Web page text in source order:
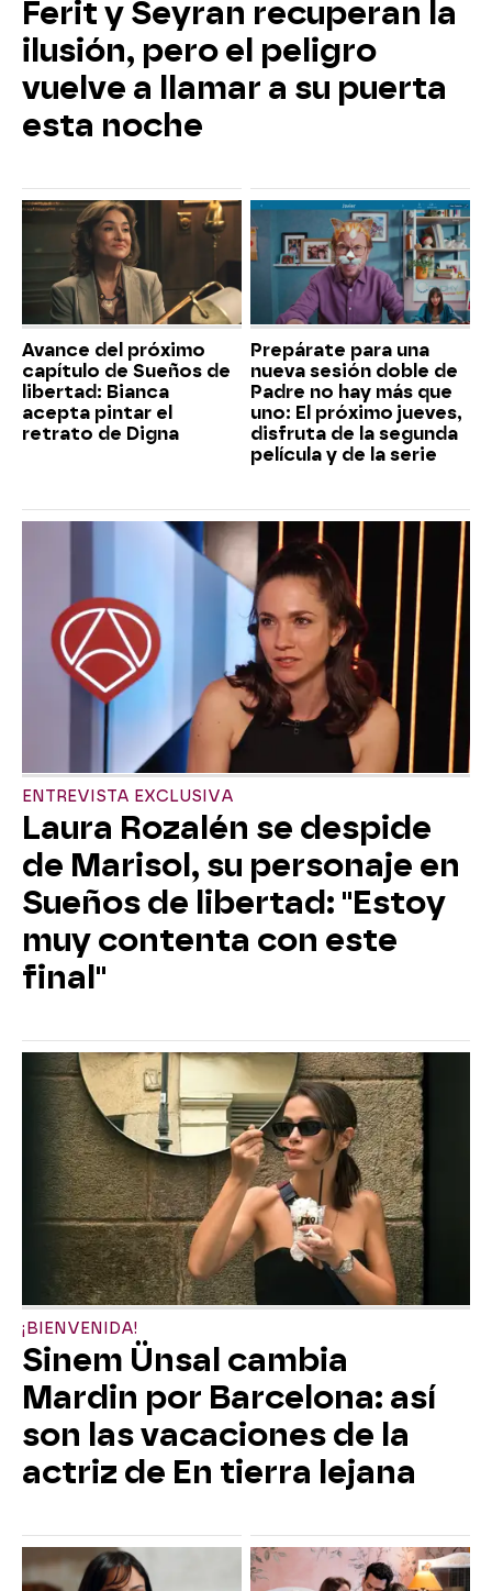
Ferit y Seyran recuperan la
ilusión, pero el peligro
vuelve a llamar a su puerta
esta noche
Avance del próximo
capítulo de Sueños de
libertad: Bianca
acepta pintar el
retrato de Digna
Prepárate para una
nueva sesión doble de
Padre no hay más que
uno: El próximo jueves,
disfruta de la segunda
película y de la serie
ENTREVISTA EXCLUSIVA
Laura Rozalén se despide
de Marisol, su personaje en
Sueños de libertad: "Estoy
muy contenta con este
final"
¡BIENVENIDA!
Sinem Ünsal cambia
Mardin por Barcelona: así
son las vacaciones de la
actriz de En tierra lejana